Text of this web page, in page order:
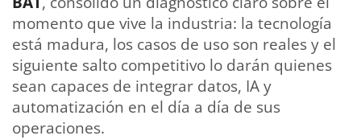
momento que vive la industria: la tecnología
está madura, los casos de uso son reales y el
siguiente salto competitivo lo darán quienes
sean capaces de integrar datos, IA y
automatización en el día a día de sus
operaciones.